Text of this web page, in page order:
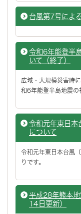
台風第7号によ
令和6年能登半
いて（終了）
広域・大規模災害時
和6年能登半島地震の
令和元年東日本
について
令和元年東日本台風
りです。
平成28年熊本
14日更新）